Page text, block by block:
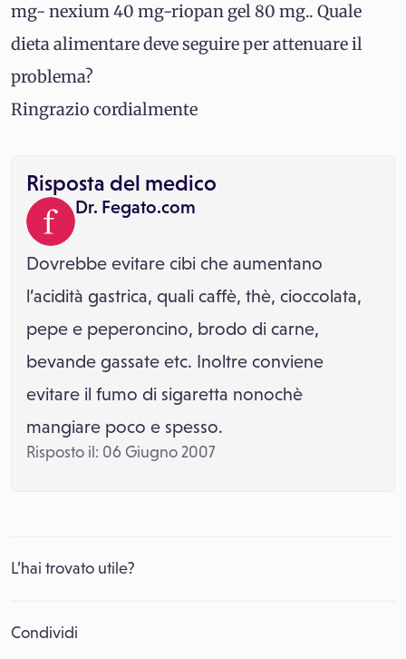
mg- nexium 40 mg-riopan gel 80 mg.. Quale
dieta alimentare deve seguire per attenuare il
problema?
Ringrazio cordialmente
Risposta del medico
Dr. Fegato.com
Dovrebbe evitare cibi che aumentano
l’acidità gastrica, quali caffè, thè, cioccolata,
pepe e peperoncino, brodo di carne,
bevande gassate etc. Inoltre conviene
evitare il fumo di sigaretta nonochè
mangiare poco e spesso.
Risposto il: 06 Giugno 2007
L’hai trovato utile?
Condividi